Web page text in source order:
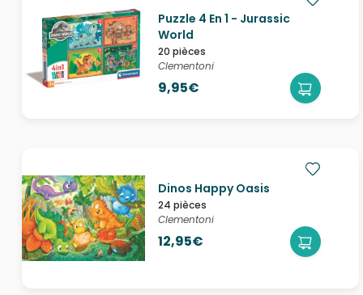
Puzzle 4 En 1 - Jurassic
World
20 pièces
Clementoni
9,95€
Dinos Happy Oasis
24 pièces
Clementoni
12,95€